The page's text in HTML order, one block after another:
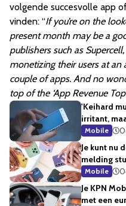
volgende succesvolle app
vinden: “If you’re on the
present month may be a
publishers such as
monetizing their users at
couple of apps. And no
top of the ‘App Revenue Top
'Keihard
irritant,
Mobile
Je kunt nu
melding
Mobile
Je KPN
met een